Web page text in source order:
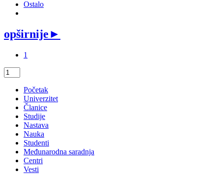
Ostalo
opširnije►
1
Početak
Univerzitet
Članice
Studije
Nastava
Nauka
Studenti
Međunarodna saradnja
Centri
Vesti